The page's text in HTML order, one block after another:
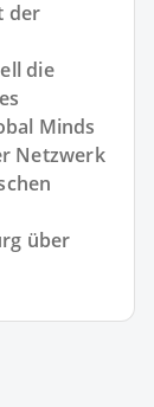
der
die
Minds
Netzwerk
über